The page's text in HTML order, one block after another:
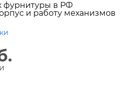
фурнитуры в РФ
и работу механизмов